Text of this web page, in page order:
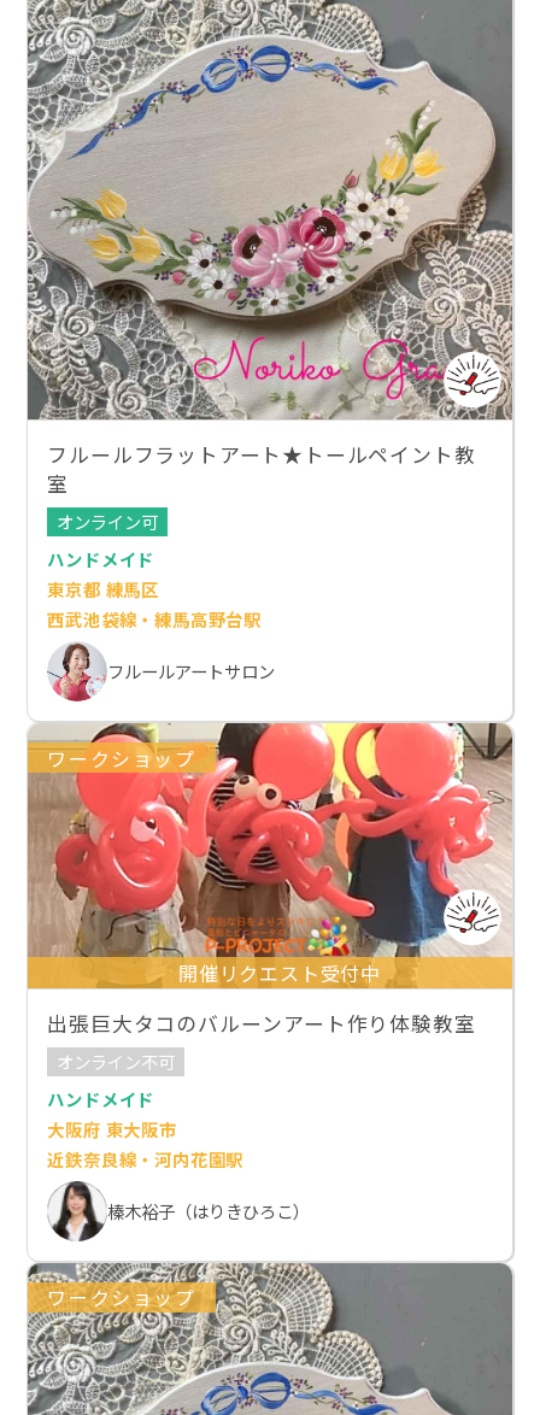
フルールフラットアート★トールペイント教
室
オンライン可
ハンドメイド
東京都 練馬区
西武池袋線・練馬高野台駅
フルールアートサロン
ワークショップ
開催リクエスト受付中
出張巨大タコのバルーンアート作り体験教室
オンライン不可
ハンドメイド
大阪府 東大阪市
近鉄奈良線・河内花園駅
榛木裕子（はりきひろこ）
ワークショップ